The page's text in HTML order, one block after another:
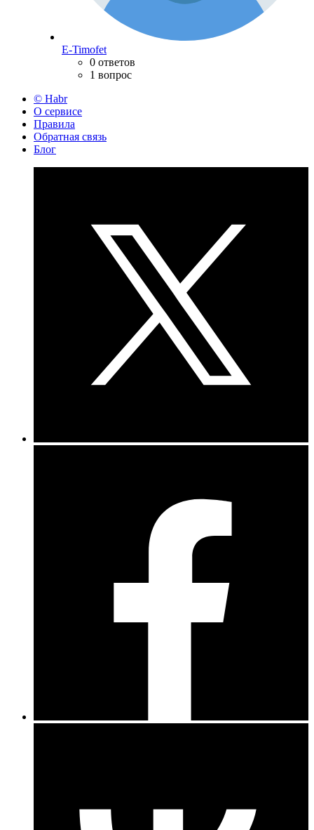
E-Timofet
0 ответов
1 вопрос
© Habr
О сервисе
Правила
Обратная связь
Блог